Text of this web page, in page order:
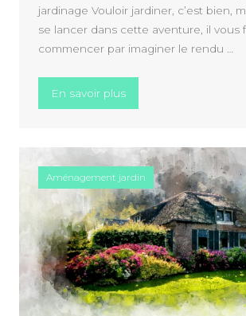
jardinage Vouloir jardiner, c’est bien,
se lancer dans cette aventure, il vous
commencer par imaginer le rendu …
En savoir plus« Apprendre à jardiner »
Aménagement jardin